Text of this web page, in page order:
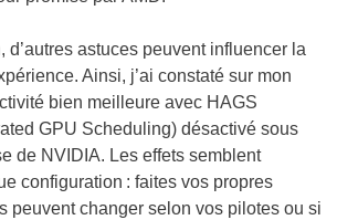
d’autres astuces peuvent influencer la
Ainsi, j’ai constaté sur mon
bien meilleure avec HAGS
GPU Scheduling)désactivé sous
de NVIDIA. Les effets semblent
configuration : faites vos propres
peuvent changer selon vos pilotes ou si